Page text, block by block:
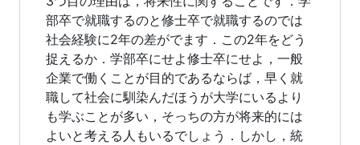
部卒で就職するのと修士卒で就職するのでは
社会経験に2年の差がでます．この2年をどう
捉えるか．学部卒にせよ修士卒にせよ，一般
企業で働くことが目的であるならば，早く就
職して社会に馴染んだほうが大学にいるより
も学ぶことが多い，そっちの方が将来的には
よいと考える人もいるでしょう．しかし，統